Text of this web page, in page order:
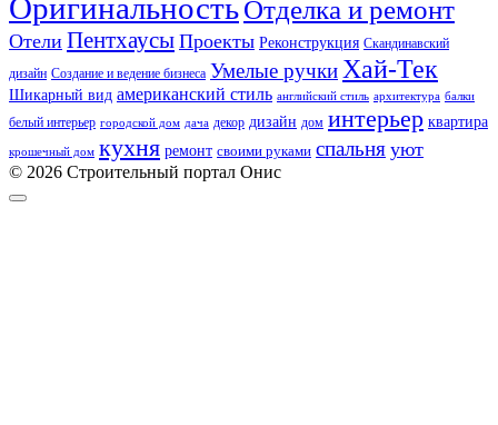
ОригинальностьОтделка и ремонт
Отели Пентхаусы Проекты Реконструкция Скандинавский
дизайн Создание и ведение бизнеса Умелые ручки Хай-Тек
Шикарный вид американский стиль английский стиль архитектура балки
белый интерьер городской дом дача декор дизайн дом интерьер квартира
крошечный дом кухня ремонт своими руками спальня уют
© 2026 Строительный портал Онис